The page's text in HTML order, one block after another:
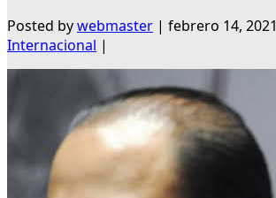
Posted bywebmaster | febrero 14, 2021
Internacional |